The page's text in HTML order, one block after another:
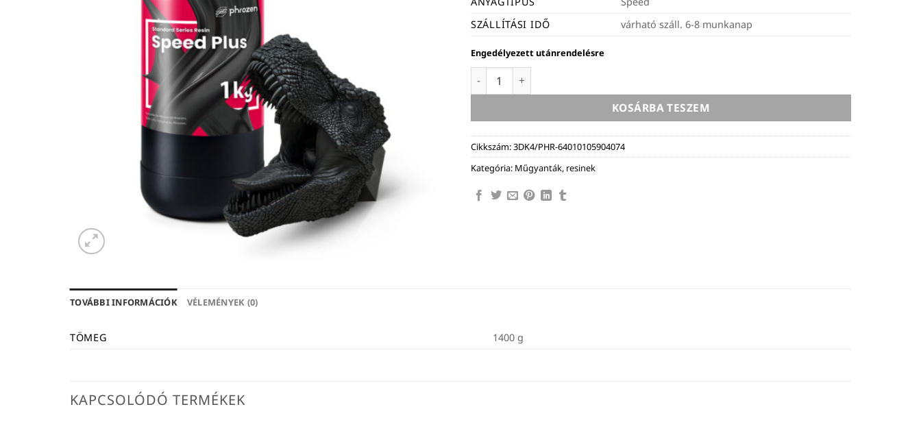
SZÁLLÍTÁSI IDŐ
várható száll. 6-8 munkanap
Engedélyezett utánrendelésre
Phrozen Speed Plus műgyanta (resin) - 1kg - fekete mennyiség
KOSÁRBA TESZEM
Cikkszám:3DK4/PHR-64010105904074
Kategória: Műgyanták, resinek
TOVÁBBI INFORMÁCIÓK VÉLEMÉNYEK (0)
TÖMEG 1400 g
KAPCSOLÓDÓ TERMÉKEK